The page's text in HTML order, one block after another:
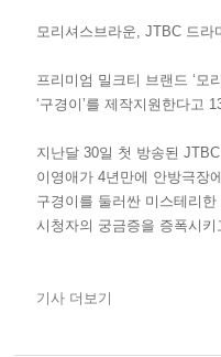
모리셔스브라운, JTBC 드라
프리미엄 밀크티 브랜드 ‘모
‘구경이’를 제작지원한다고
지난달 30일 첫 방송된
이영애가 4년만에 안방극장
구경이를 둘러싼 미스테리
시청자의 궁금증을 증폭시키
기사 더보기